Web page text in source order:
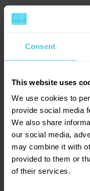
Consent
This website uses
We use cookies to
provide social media
We also share
our social media,
may combine it with
provided to them or
of their services.
📧
schránku
Aromagazín